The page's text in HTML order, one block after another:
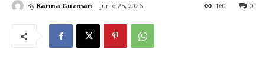
By Karina Guzmán junio 25, 2026 0
160